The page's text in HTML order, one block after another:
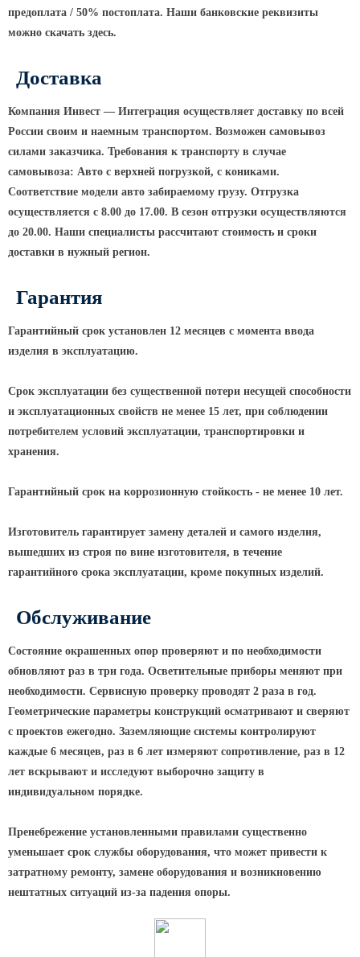
ограждений
Уличные фонари 2 метра
Уличные фонари 6 метров
Уличные фонари 3 метра
Уличные фонари 1 метр
Уличные фонари 4 метра
Антивандальные светильники и
питающие посты
МАФ (МАЛЫЕ АРХИТЕКТУРНЫЕ ФОРМЫ)
предоплата / 50% постоплата. Наши банковские реквизиты
можно скачать здесь.
Доставка
Компания Инвест — Интеграция осуществляет доставку по всей
России своим и наемным транспортом. Возможен самовывоз
силами заказчика. Требования к транспорту в случае
самовывоза: Авто с верхней погрузкой, с кониками.
Соответствие модели авто забираемому грузу. Отгрузка
осуществляется с 8.00 до 17.00. В сезон отгрузки осуществляются
до 20.00. Наши специалисты рассчитают стоимость и сроки
доставки в нужный регион.
Гарантия
Гарантийный срок установлен 12 месяцев с момента ввода
изделия в эксплуатацию.
Срок эксплуатации без существенной потери несущей способности
и эксплуатационных свойств не менее 15 лет, при соблюдении
потребителем условий эксплуатации, транспортировки и
хранения.
Гарантийный срок на коррозионную стойкость - не менее 10 лет.
Изготовитель гарантирует замену деталей и самого изделия,
вышедших из строя по вине изготовителя, в течение
гарантийного срока эксплуатации, кроме покупных изделий.
Обслуживание
Состояние окрашенных опор проверяют и по необходимости
обновляют раз в три года. Осветительные приборы меняют при
необходимости. Сервисную проверку проводят 2 раза в год.
Геометрические параметры конструкций осматривают и сверяют
с проектов ежегодно. Заземляющие системы контролируют
каждые 6 месяцев, раз в 6 лет измеряют сопротивление, раз в 12
лет вскрывают и исследуют выборочно защиту в
индивидуальном порядке.
Пренебрежение установленными правилами существенно
уменьшает срок службы оборудования, что может привести к
затратному ремонту, замене оборудования и возникновению
нештатных ситуаций из-за падения опоры.